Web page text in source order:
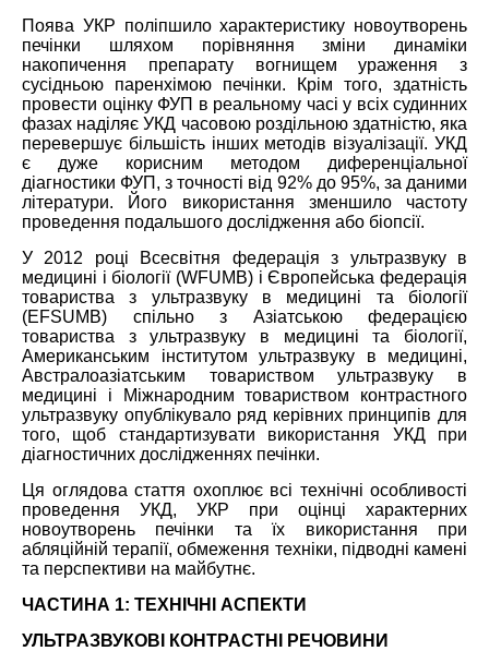
Поява УКР поліпшило характеристику новоутворень
печінки шляхом порівняння зміни динаміки
накопичення препарату вогнищем ураження з
сусідньою паренхімою печінки. Крім того, здатність
провести оцінку ФУП в реальному часі у всіх судинних
фазах наділяє УКД часовою роздільною здатністю, яка
перевершує більшість інших методів візуалізації. УКД
є дуже корисним методом диференціальної
діагностики ФУП, з точності від 92% до 95%, за даними
літератури. Його використання зменшило частоту
проведення подальшого дослідження або біопсії.
У 2012 році Всесвітня федерація з ультразвуку в
медицині і біології (WFUMB) і Європейська федерація
товариства з ультразвуку в медицині та біології
(EFSUMB) спільно з Азіатською федерацією
товариства з ультразвуку в медицині та біології,
Американським інститутом ультразвуку в медицині,
Австралоазіатським товариством ультразвуку в
медицині і Міжнародним товариством контрастного
ультразвуку опублікувало ряд керівних принципів для
того, щоб стандартизувати використання УКД при
діагностичних дослідженнях печінки.
Ця оглядова стаття охоплює всі технічні особливості
проведення УКД, УКР при оцінці характерних
новоутворень печінки та їх використання при
абляційній терапії, обмеження техніки, підводні камені
та перспективи на майбутнє.
ЧАСТИНА 1: ТЕХНІЧНІ АСПЕКТИ
УЛЬТРАЗВУКОВІ КОНТРАСТНІ РЕЧОВИНИ